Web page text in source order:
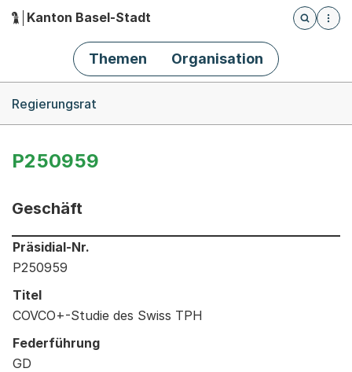
Hauptnavigation
Kanton Basel-Stadt
Öffnet
Themen Organisation
Regierungsrat
P250959
Geschäft
Informationen zum Ausgewählten Geschäft
Präsidial-Nr.
P250959
Titel
COVCO+-Studie des Swiss TPH
Federführung
GD